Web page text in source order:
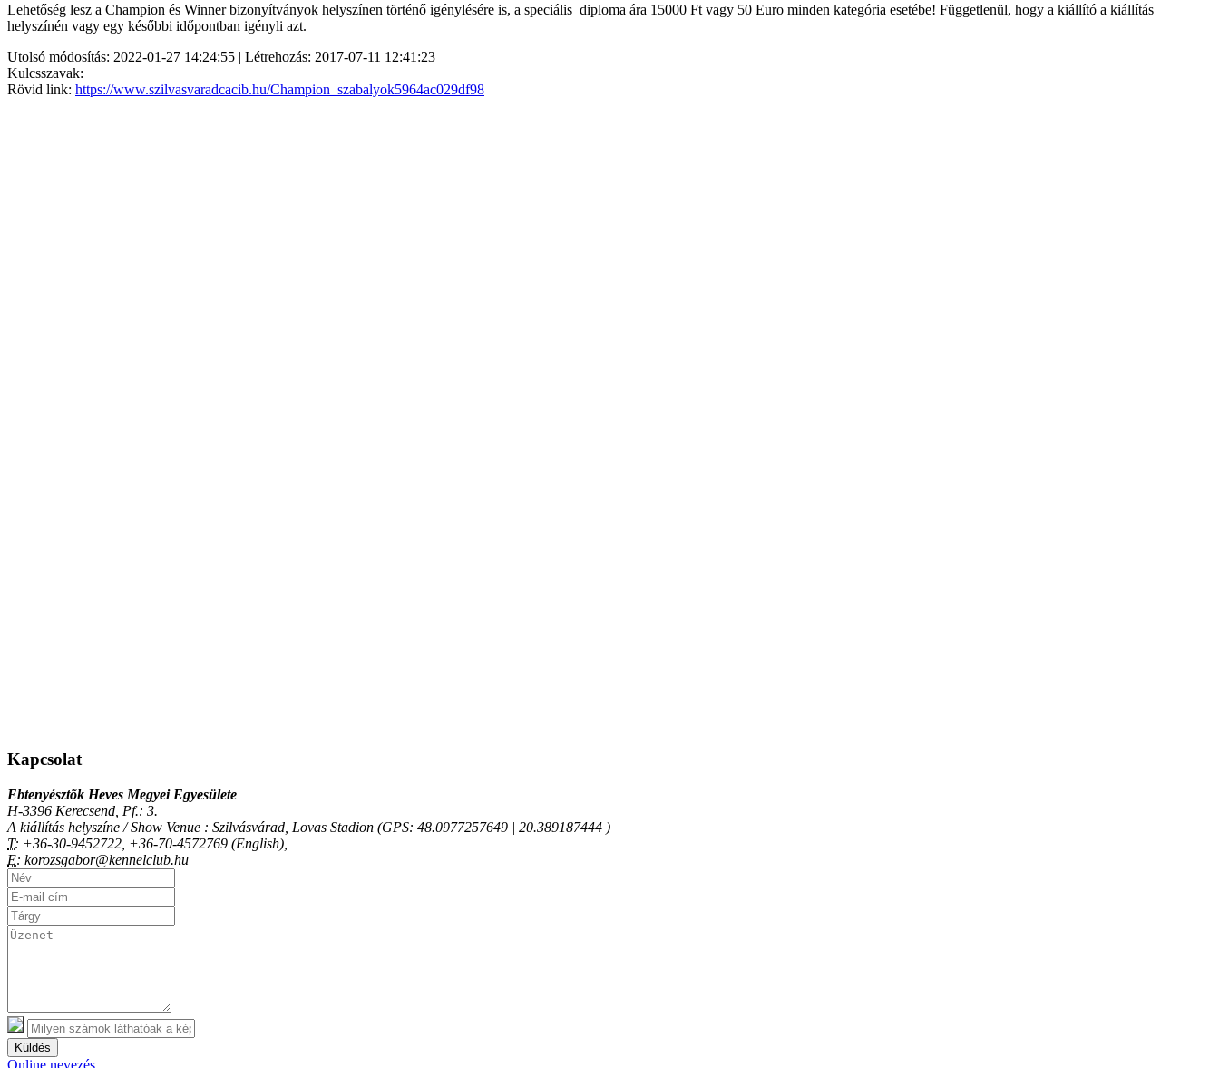
Lehetőség lesz a Champion és Winner bizonyítványok helyszínen történő igénylésére is, a speciális diploma ára 15000 Ft vagy 50 Euro minden kategória esetébe! Függetlenül, hogy a kiállító a kiállítás
helyszínén vagy egy későbbi időpontban igényli azt.
Utolsó módosítás: 2022-01-27 14:24:55 | Létrehozás: 2017-07-11 12:41:23
Kulcsszavak:
Rövid link: https://www.szilvasvaradcacib.hu/Champion_szabalyok5964ac029df98
Kapcsolat
Ebtenyésztõk Heves Megyei Egyesülete
H-3396 Kerecsend, Pf.: 3.
A kiállítás helyszíne / Show Venue : Szilvásvárad, Lovas Stadion (GPS: 48.0977257649 | 20.389187444 )
T: +36-30-9452722, +36-70-4572769 (English),
E: korozsgabor@kennelclub.hu
Küldés